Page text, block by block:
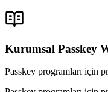
Kurumsal Passkey
Passkey programları için